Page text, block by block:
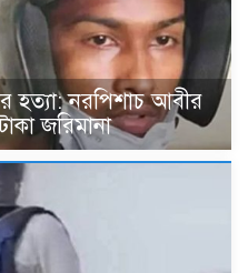
নরপিশাচ আবীর
জরিমানা